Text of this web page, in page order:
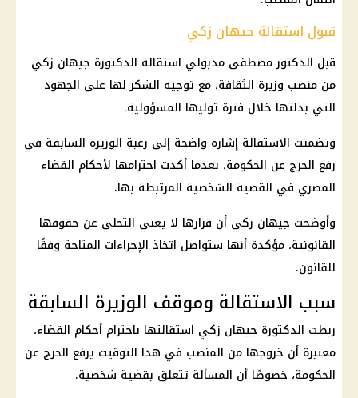
قبول استقالة جيهان زكي
قبل الدكتور مصطفى مدبولي استقالة الدكتورة جيهان زكي
من منصب وزيرة الثقافة، مع توجيه الشكر لها على الجهود
التي بذلتها خلال فترة توليها المسؤولية.
وتضمنت الاستقالة إشارة واضحة إلى رغبة الوزيرة السابقة في
رفع الحرج عن الحكومة، بعدما أكدت احترامها لأحكام القضاء
المصري في القضية الشخصية المرتبطة بها.
وأوضحت جيهان زكي أن قرارها لا يعني التخلي عن حقوقها
القانونية، مؤكدة أنها ستواصل اتخاذ الإجراءات المتاحة وفقًا
للقانون.
سبب الاستقالة وموقف الوزيرة السابقة
ربطت الدكتورة جيهان زكي استقالتها باحترام أحكام القضاء،
معتبرة أن خروجها من المنصب في هذا التوقيت يرفع الحرج عن
الحكومة، خصوصًا أن المسألة تتعلق بقضية شخصية.